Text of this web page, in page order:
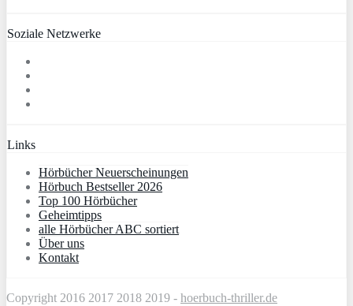
Soziale Netzwerke
Links
Hörbücher Neuerscheinungen
Hörbuch Bestseller 2026
Top 100 Hörbücher
Geheimtipps
alle Hörbücher ABC sortiert
Über uns
Kontakt
Copyright 2016 2017 2018 2019 - hoerbuch-thriller.de